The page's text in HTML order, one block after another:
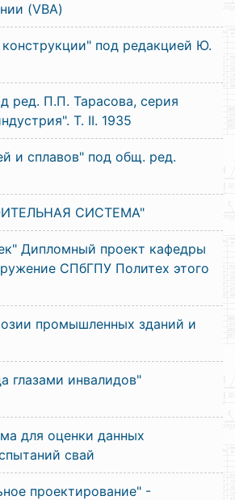
(VBA)
под редакцией Ю.
ред. П.П. Тарасова, серия
Т. II. 1935
и сплавов" под общ. ред.
СИСТЕМА"
Дипломный проект кафедры
СПбГПУ Политех этого
промышленных зданий и
глазами инвалидов"
для оценки данных
свай
проектирование" -